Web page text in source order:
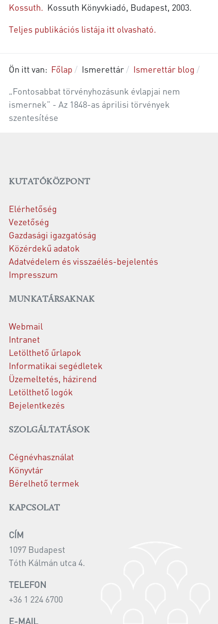
Kossuth. Kossuth Könyvkiadó, Budapest, 2003.
Teljes publikációs listája itt olvasható.
Ön itt van: Főlap Ismerettár
Ismerettár blog
„Fontosabbat törvényhozásunk évlapjai nem
ismernek” - Az 1848-as áprilisi törvények
szentesítése
KUTATÓKÖZPONT
Elérhetőség
Vezetőség
Gazdasági igazgatóság
Közérdekű adatok
Adatvédelem és visszaélés-bejelentés
Impresszum
MUNKATÁRSAKNAK
Webmail
Intranet
Letölthető űrlapok
Informatikai segédletek
Üzemeltetés, házirend
Letölthető logók
Bejelentkezés
SZOLGÁLTATÁSOK
Cégnévhasználat
Könyvtár
Bérelhető termek
KAPCSOLAT
CÍM
1097 Budapest
Tóth Kálmán utca 4.
TELEFON
+36 1 224 6700
E-MAIL